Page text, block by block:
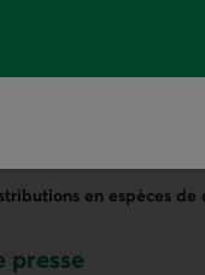
en espèces
presse